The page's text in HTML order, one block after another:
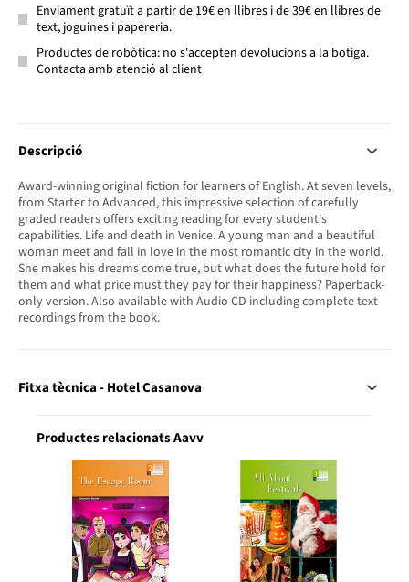
Enviament gratuït a partir de 19€ en llibres i de 39€ en llibres de
text, joguines i papereria.
Productes de robòtica: no s'accepten devolucions a la botiga.
Contacta amb atenció al client
Descripció
Award-winning original fiction for learners of English. At seven levels,
from Starter to Advanced, this impressive selection of carefully
graded readers offers exciting reading for every student's
capabilities. Life and death in Venice. A young man and a beautiful
woman meet and fall in love in the most romantic city in the world.
She makes his dreams come true, but what does the future hold for
them and what price must they pay for their happiness? Paperback-
only version. Also available with Audio CD including complete text
recordings from the book.
Fitxa tècnica - Hotel Casanova
Productes relacionats Aavv